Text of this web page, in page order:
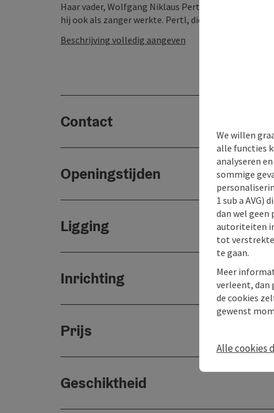
Haar vader, Wolfgang Niklaus Pertl (1667 - 1724)
hij ook als zanger werkte. Pertl, die een ...
Beschrijving volledig aangeven
Contact
Openingstijden
Ligging
Inrichting
Prijs
Geschiktheid
We willen
alle functies
analyseren
sommige
1 sub a AVG)
dan wel geen
autoriteiten
tot verstrekte
te gaan.
Meer
verleent, dan
de cookies
gewenst
Alle cookies